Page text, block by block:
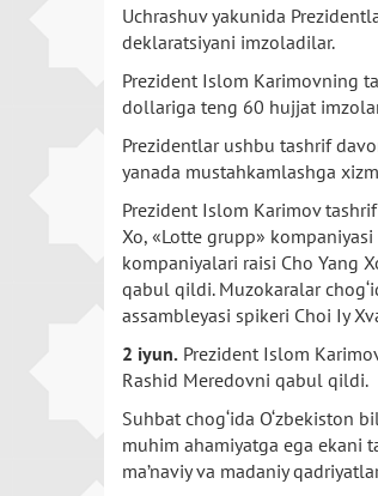
Uchrashuv yakunida
deklaratsiyani imzoladilar.
Prezident Islom Karimovning
dollariga teng 60 hujjat
Prezidentlar ushbu tashrif
yanada mustahkamlashga
Prezident Islom Karimov
Xo, «Lotte grupp»
kompaniyalari raisi Cho Yang
qabul qildi. Muzokaralar
assambleyasi spikeri Choi Iy
2 iyun. Prezident Islom
Rashid Meredovni qabul qildi.
Suhbat chog‘ida O‘zbekiston
muhim ahamiyatga ega ekani
ma’naviy va madaniy